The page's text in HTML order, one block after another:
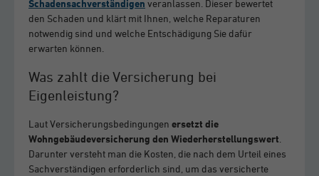
Schadensachverständigen veranlassen. Dieser bewertet
den Schaden und klärt mit Ihnen, welche Reparaturen
notwendig sind und welche Entschädigung Sie dafür
erwarten können.
Was zahlt die Versicherung bei
Eigenleistung?
Laut Versicherungsbedingungen ersetzt die
Wohngebäudeversicherung den Wiederherstellungswert.
Darunter versteht man die Kosten, die nach dem Urteil eines
Sachverständigen erforderlich sind, um das versicherte